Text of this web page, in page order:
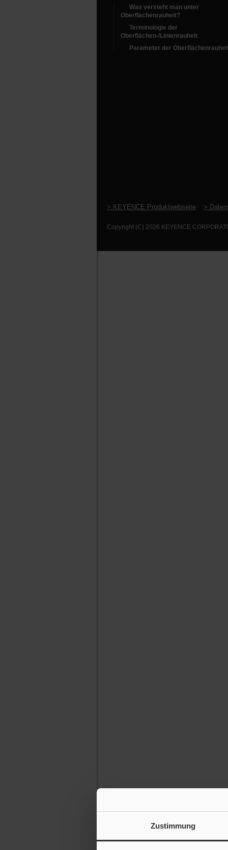
Zustimmung
Was versteht man unter
Oberflächenrauheit?
Terminologie der
Oberflächen-/Linienrauheit
Parameter der
> KEYENCE Produktwebseite >
Copyright (C) 2026 KEYENCE